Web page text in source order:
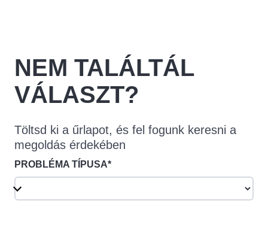
NEM TALÁLTÁL
VÁLASZT?
Töltsd ki a űrlapot, és fel fogunk keresni a
megoldás érdekében
PROBLÉMA TÍPUSA*